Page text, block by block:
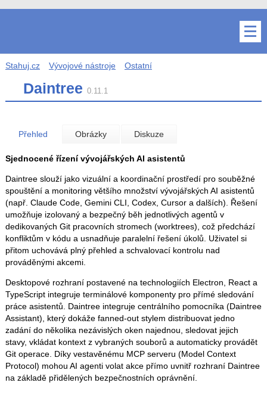
Stahuj.cz Vývojové nástroje Ostatní
Daintree 0.11.1
Přehled Obrázky Diskuze
Sjednocené řízení vývojářských AI asistentů
Daintree slouží jako vizuální a koordinační prostředí pro souběžné
spouštění a monitoring většího množství vývojářských AI asistentů
(např. Claude Code, Gemini CLI, Codex, Cursor a dalších). Řešení
umožňuje izolovaný a bezpečný běh jednotlivých agentů v
dedikovaných Git pracovních stromech (worktrees), což předchází
konfliktům v kódu a usnadňuje paralelní řešení úkolů. Uživatel si
přitom uchovává plný přehled a schvalovací kontrolu nad
prováděnými akcemi.
Desktopové rozhraní postavené na technologiích Electron, React a
TypeScript integruje terminálové komponenty pro přímé sledování
práce asistentů. Daintree integruje centrálního pomocníka (Daintree
Assistant), který dokáže fanned-out stylem distribuovat jedno
zadání do několika nezávislých oken najednou, sledovat jejich
stavy, vkládat kontext z vybraných souborů a automaticky provádět
Git operace. Díky vestavěnému MCP serveru (Model Context
Protocol) mohou AI agenti volat akce přímo uvnitř rozhraní Daintree
na základě přidělených bezpečnostních oprávnění.